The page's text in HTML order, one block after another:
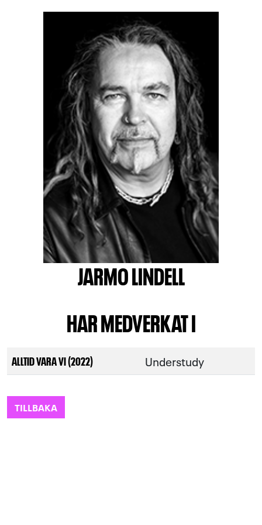
JARMO LINDELL
HAR MEDVERKAT I
ALLTID VARA VI (2022) Understudy
TILLBAKA